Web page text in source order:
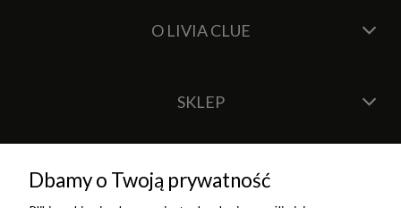
O LIVIA CLUE
SKLEP
Dbamy o Twoją prywatność